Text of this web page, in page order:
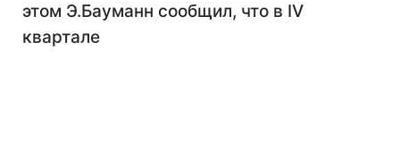
этом Э.Бауманн сообщил, что в IV
квартале